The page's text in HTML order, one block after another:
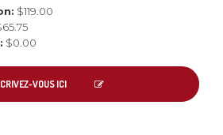
$119.00
$0.00
VOUS ICI